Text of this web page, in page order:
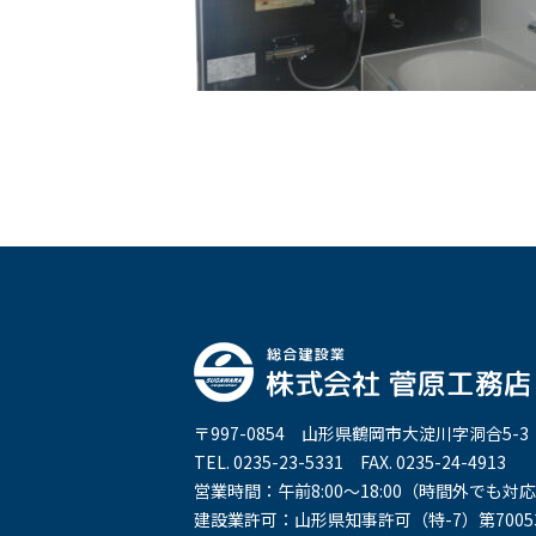
〒997-0854 山形県鶴岡市大淀川字洞合5-3
TEL. 0235-23-5331 FAX. 0235-24-4913
営業時間：午前8:00～18:00（時間外でも対
建設業許可：山形県知事許可（特-7）第